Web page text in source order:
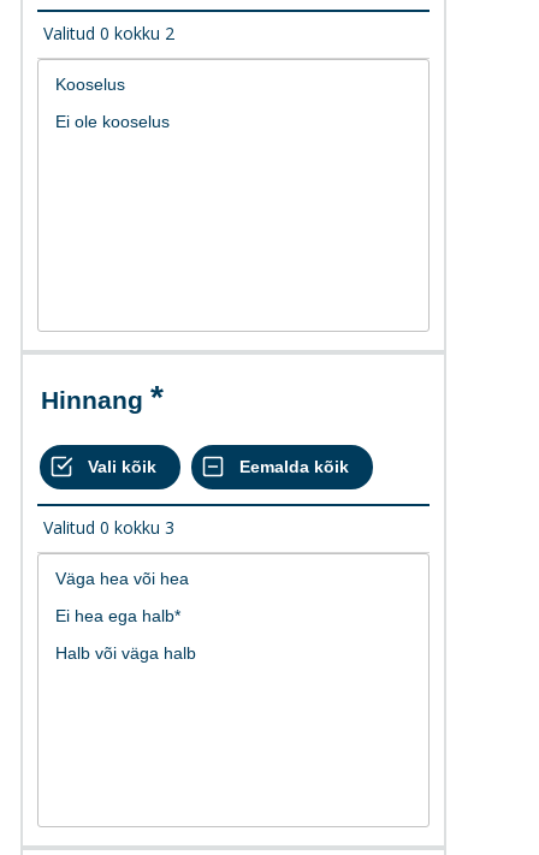
Valitud 0 kokku 2
Hinnang
Valitud 0 kokku 3